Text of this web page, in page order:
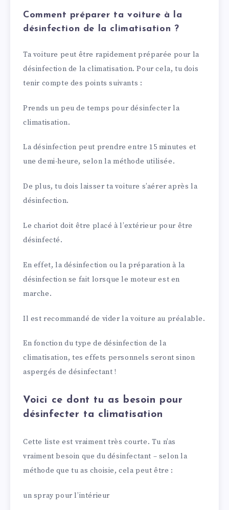
Comment préparer ta voiture à la
désinfection de la climatisation ?
Ta voiture peut être rapidement préparée pour la
désinfection de la climatisation. Pour cela, tu dois
tenir compte des points suivants :
Prends un peu de temps pour désinfecter la
climatisation.
La désinfection peut prendre entre 15 minutes et
une demi-heure, selon la méthode utilisée.
De plus, tu dois laisser ta voiture s’aérer après la
désinfection.
Le chariot doit être placé à l’extérieur pour être
désinfecté.
En effet, la désinfection ou la préparation à la
désinfection se fait lorsque le moteur est en
marche.
Il est recommandé de vider la voiture au préalable.
En fonction du type de désinfection de la
climatisation, tes effets personnels seront sinon
aspergés de désinfectant !
Voici ce dont tu as besoin pour
désinfecter ta climatisation
Cette liste est vraiment très courte. Tu n’as
vraiment besoin que du désinfectant – selon la
méthode que tu as choisie, cela peut être :
un spray pour l’intérieur